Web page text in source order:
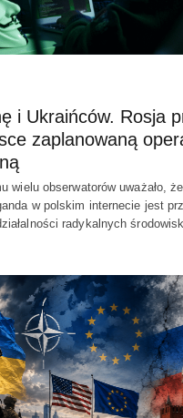
i Ukraińców. Rosja
zaplanowaną
wielu obserwatorów uważało, że
w polskim internecie jest
radykalnych